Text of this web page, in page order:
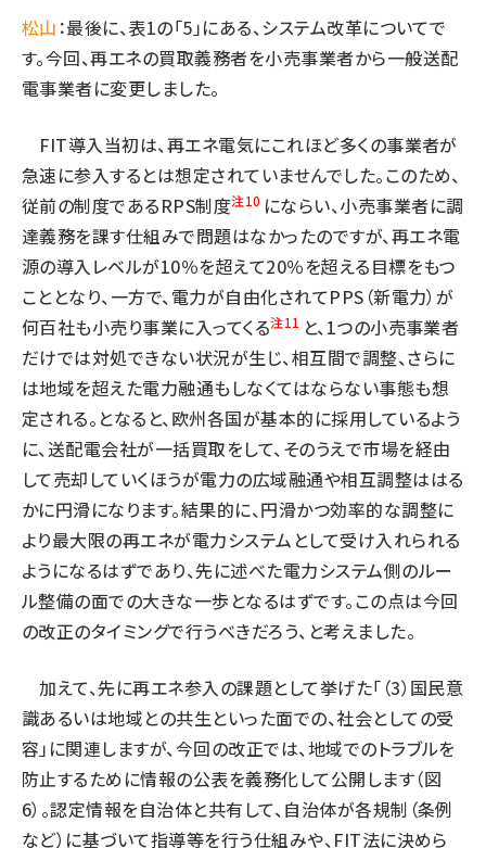
松山 ：最後に、表1の「5」にある、システム改革についてで
す。今回、再エネの買取義務者を小売事業者から一般送配
電事業者に変更しました。
FIT導入当初は、再エネ電気にこれほど多くの事業者が
急速に参入するとは想定されていませんでした。このため、
従前の制度であるRPS制度注10 にならい、小売事業者に調
達義務を課す仕組みで問題はなかったのですが、再エネ電
源の導入レベルが10％を超えて20％を超える目標をもつ
こととなり、一方で、電力が自由化されてPPS（新電力）が
何百社も小売り事業に入ってくる注11 と、1つの小売事業者
だけでは対処できない状況が生じ、相互間で調整、さらに
は地域を超えた電力融通もしなくてはならない事態も想
定される。となると、欧州各国が基本的に採用しているよう
に、送配電会社が一括買取をして、そのうえで市場を経由
して売却していくほうが電力の広域融通や相互調整ははる
かに円滑になります。結果的に、円滑かつ効率的な調整に
より最大限の再エネが電力システムとして受け入れられる
ようになるはずであり、先に述べた電力システム側のルー
ル整備の面での大きな一歩となるはずです。この点は今回
の改正のタイミングで行うべきだろう、と考えました。
加えて、先に再エネ参入の課題として挙げた「（3）国民意
識あるいは地域との共生といった面での、社会としての受
容」に関連しますが、今回の改正では、地域でのトラブルを
防止するために情報の公表を義務化して公開します（図
6）。認定情報を自治体と共有して、自治体が各規制（条例
など）に基づいて指導等を行う仕組みや、FIT法に決めら